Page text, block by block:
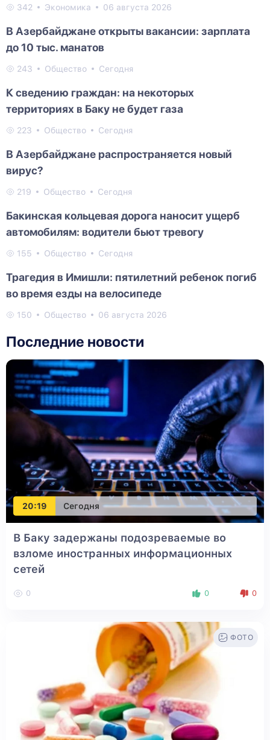
342 Экономика 06 августа 2026
В Азербайджане открыты вакансии: зарплата
до 10 тыс. манатов
243 Общество Сегодня
К сведению граждан: на некоторых
территориях в Баку не будет газа
223 Общество Сегодня
В Азербайджане распространяется новый
вирус?
219 Общество Сегодня
Бакинская кольцевая дорога наносит ущерб
автомобилям: водители бьют тревогу
155 Общество Сегодня
Трагедия в Имишли: пятилетний ребенок погиб
во время езды на велосипеде
150 Общество 06 августа 2026
Последние новости
20:19 Сегодня
В Баку задержаны подозреваемые во
взломе иностранных информационных
сетей
0 0 0
ФОТО